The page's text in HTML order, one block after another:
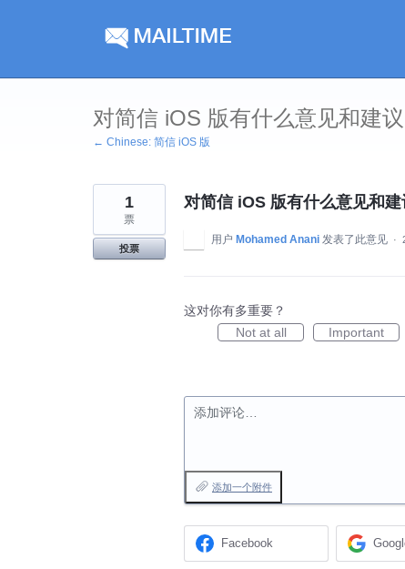
对简信 iOS 版有什么意见和建议
← Chinese: 简信 iOS 版
对简信 iOS 版有什么意见和建
1
票
投票
用户 Mohamed Anani 发表了此意见 ·
这对你有多重要？
Not at all
Important
添加评论…
添加一个附件
Facebook